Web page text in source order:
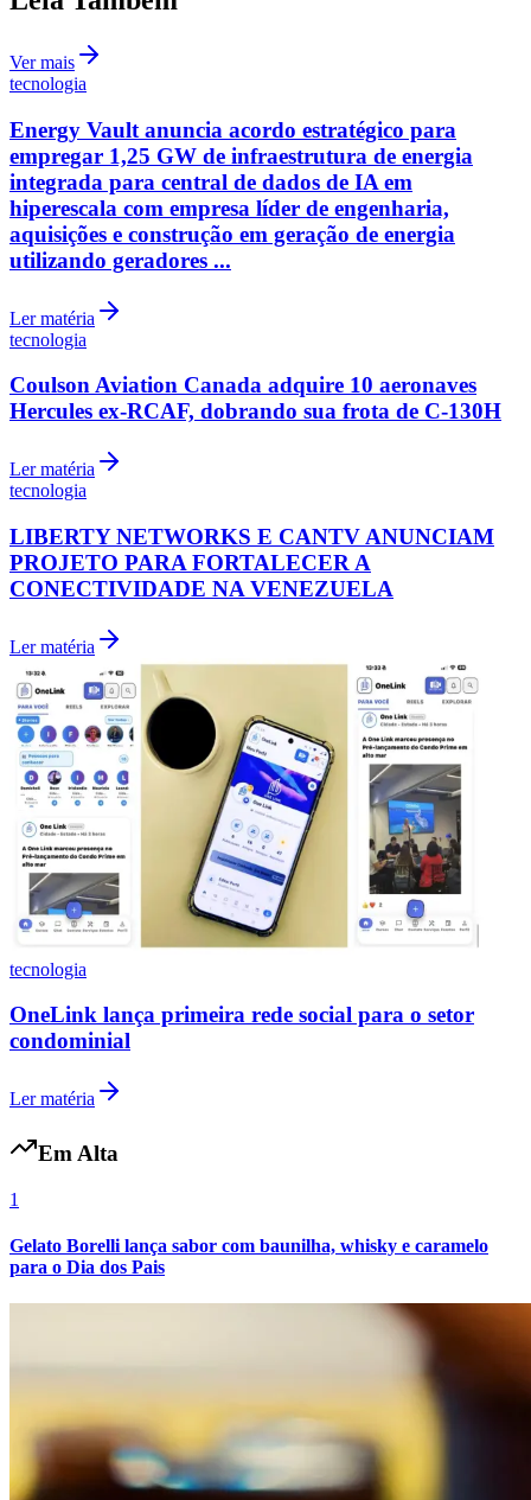
Botafogo
Internacional
Ver mais
tecnologia
Energy Vault anuncia acordo estratégico para
empregar 1,25 GW de infraestrutura de energia
integrada para central de dados de IA em
hiperescala com empresa líder de engenharia,
aquisições e construção em geração de energia
utilizando geradores ...
Ler matéria
tecnologia
Coulson Aviation Canada adquire 10 aeronaves
Hercules ex-RCAF, dobrando sua frota de C-130H
Ler matéria
tecnologia
LIBERTY NETWORKS E CANTV ANUNCIAM
PROJETO PARA FORTALECER A
CONECTIVIDADE NA VENEZUELA
Ler matéria
tecnologia
OneLink lança primeira rede social para o setor
condominial
Ler matéria
Em Alta
1
Gelato Borelli lança sabor com baunilha, whisky e caramelo
para o Dia dos Pais